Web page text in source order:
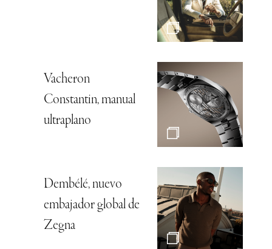
Vacheron
Constantin, manual
ultraplano
Dembélé, nuevo
embajador global de
Zegna